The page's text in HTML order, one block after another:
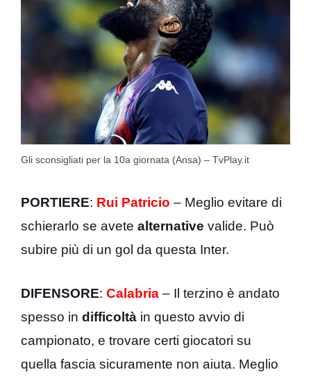
Gli sconsigliati per la 10a giornata (Ansa) – TvPlay.it
PORTIERE: Rui Patricio – Meglio evitare di
schierarlo se avete alternative valide. Può
subire più di un gol da questa Inter.
DIFENSORE: Calabria – Il terzino è andato
spesso in difficoltà in questo avvio di
campionato, e trovare certi giocatori su
quella fascia sicuramente non aiuta. Meglio